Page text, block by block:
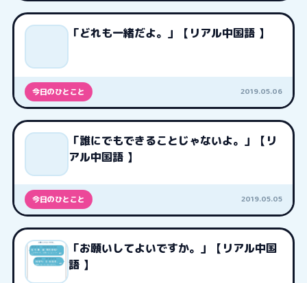
「どれも一緒だよ。」【リアル中国語 】
今日のひとこと 2019.05.06
「誰にでもできることじゃないよ。」【リ
アル中国語 】
今日のひとこと 2019.05.05
「お願いしてよいですか。」【リアル中国
語 】